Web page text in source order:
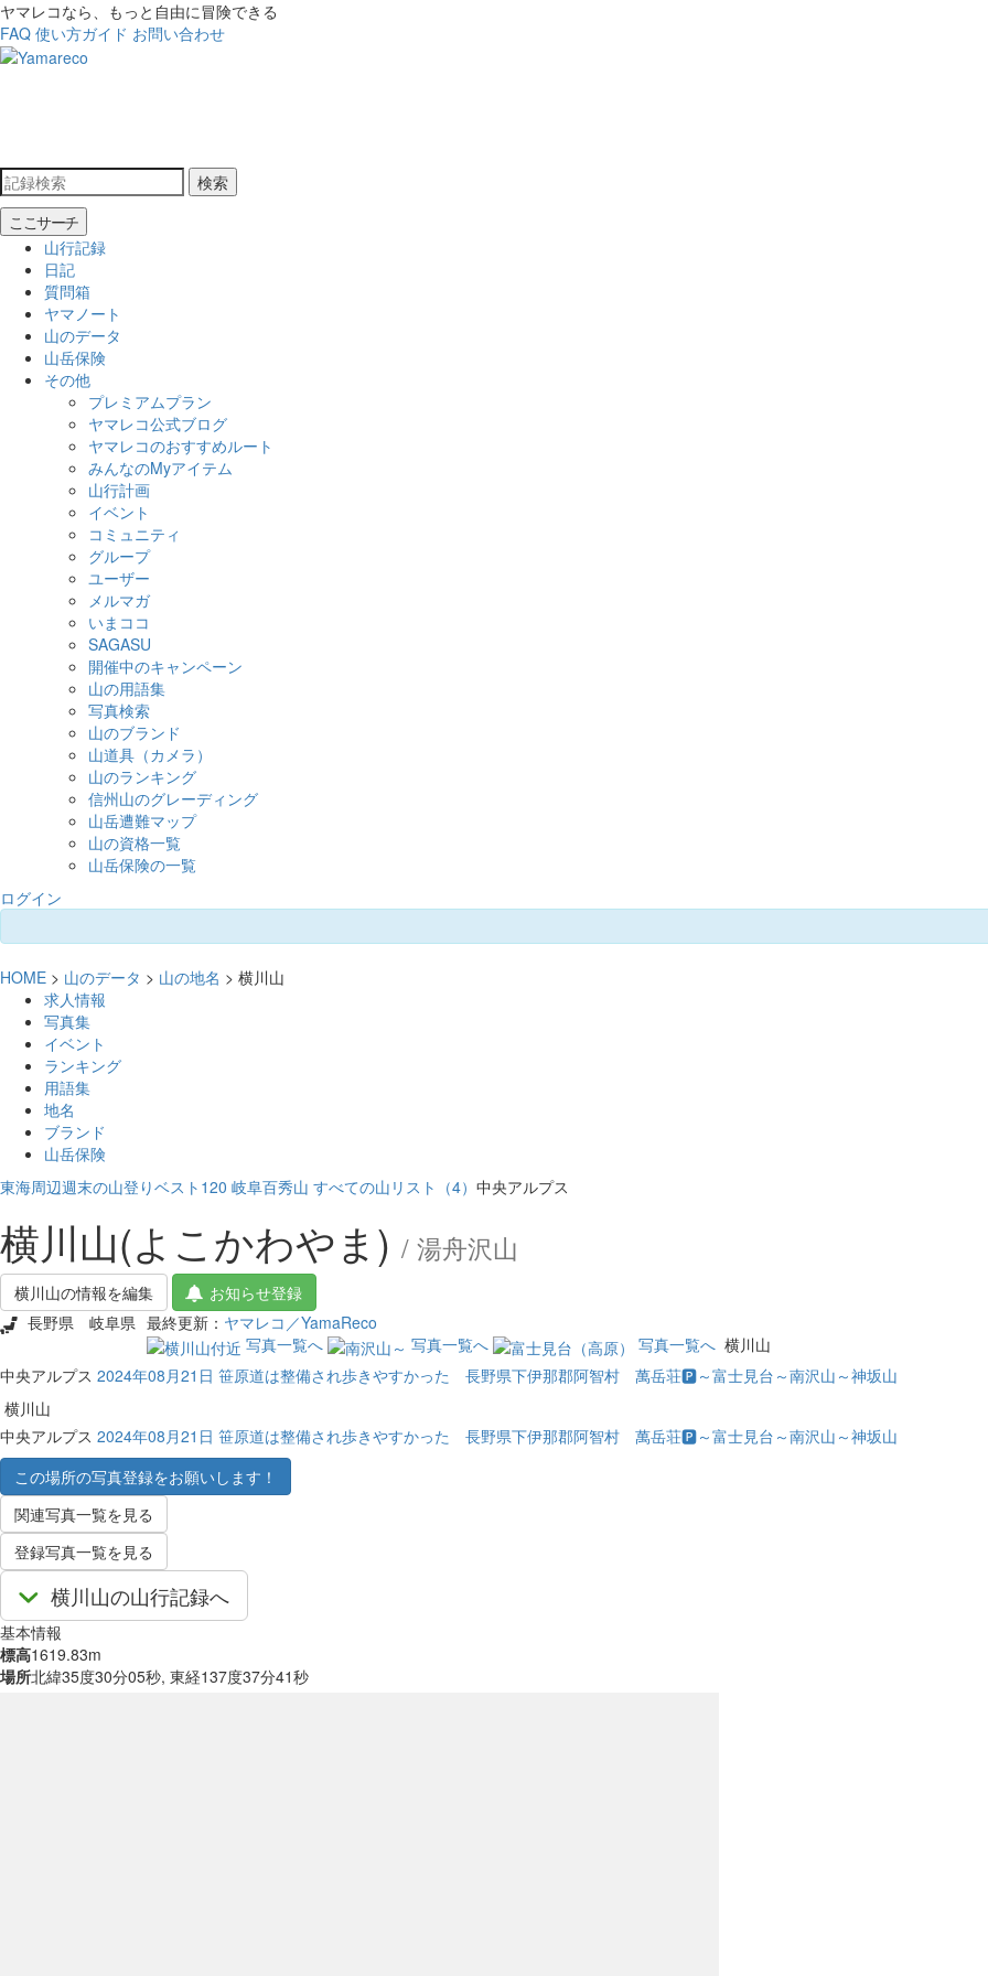
ヤマレコなら、もっと自由に冒険できる
FAQ 使い方ガイド お問い合わせ
検索
ここサーチ
山行記録
日記
質問箱
ヤマノート
山のデータ
山岳保険
その他
プレミアムプラン
ヤマレコ公式ブログ
ヤマレコのおすすめルート
みんなのMyアイテム
山行計画
イベント
コミュニティ
グループ
ユーザー
メルマガ
いまココ
SAGASU
開催中のキャンペーン
山の用語集
写真検索
山のブランド
山道具（カメラ）
山のランキング
信州山のグレーディング
山岳遭難マップ
山の資格一覧
山岳保険の一覧
ログイン
HOME > 山のデータ > 山の地名 > 横川山
求人情報
写真集
イベント
ランキング
用語集
地名
ブランド
山岳保険
東海周辺週末の山登りベスト120 岐阜百秀山 すべての山リスト（4） 中央アルプス
横川山(よこかわやま) / 湯舟沢山
横川山の情報を編集
お知らせ登録
長野県
岐阜県 最終更新： ヤマレコ／YamaReco
写真一覧へ
写真一覧へ 写真一覧へ 横川山
中央アルプス 2024年08月21日 笹原道は整備され歩きやすかった 長野県下伊那郡阿智村 萬岳荘🅿️～富士見台～南沢山～神坂山
横川山
中央アルプス 2024年08月21日 笹原道は整備され歩きやすかった 長野県下伊那郡阿智村 萬岳荘🅿️～富士見台～南沢山～神坂山
この場所の写真登録をお願いします！
関連写真一覧を見る
登録写真一覧を見る
横川山の山行記録へ
基本情報
標高1619.83m
場所北緯35度30分05秒, 東経137度37分41秒